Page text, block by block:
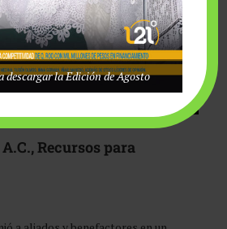
Recursos para
descargar la Edición de Agosto